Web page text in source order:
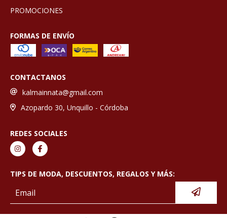
PROMOCIONES
FORMAS DE ENVÍO
CONTACTANOS
kalmainnata@gmail.com
Azopardo 30, Unquillo - Córdoba
REDES SOCIALES
TIPS DE MODA, DESCUENTOS, REGALOS Y MÁS: